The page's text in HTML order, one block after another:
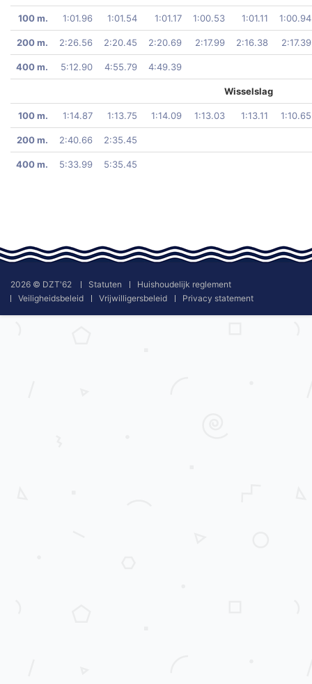
100 m. 1:01.96 1:01.54 1:01.17 1:00.53 1:01.11 1:00.94
200 m. 2:26.56 2:20.45 2:20.69 2:17.99 2:16.38 2:17.39
400 m. 5:12.90 4:55.79 4:49.39
Wisselslag
100 m. 1:14.87 1:13.75 1:14.09 1:13.03 1:13.11 1:10.65
200 m. 2:40.66 2:35.45
400 m. 5:33.99 5:35.45
2026 © DZT'62 Statuten
Huishoudelijk reglement
Veiligheidsbeleid
Vrijwilligersbeleid Privacy statement